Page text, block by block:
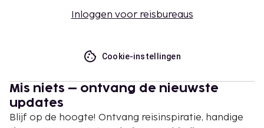
Inloggen voor reisbureaus
Cookie-instellingen
Mis niets – ontvang de nieuwste
updates
Blijf op de hoogte! Ontvang reisinspiratie, handige